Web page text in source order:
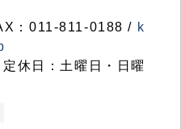
：011-811-0188 / k
休日：土曜日・日曜